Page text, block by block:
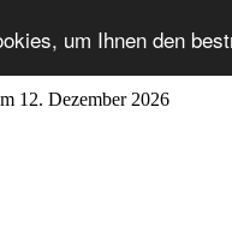
um Ihnen den
12. Dezember 2026